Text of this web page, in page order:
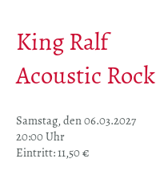
King Ralf
Acoustic Rock​
Samstag, den 06.03.2027
20:00 Uhr
Eintritt: 11,50 €